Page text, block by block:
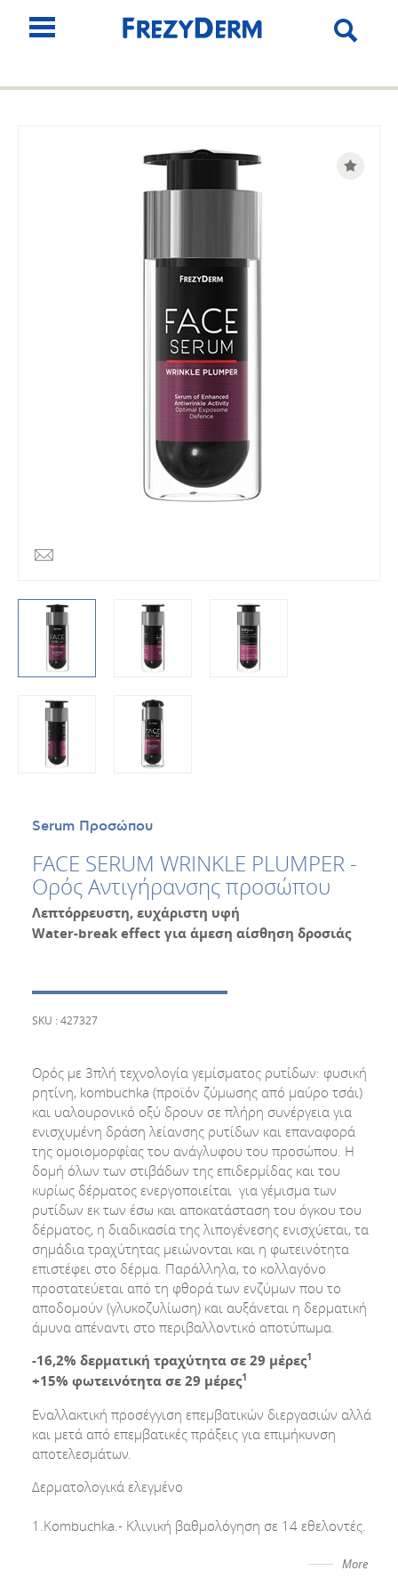
Serum Προσώπου
FACE SERUM WRINKLE PLUMPER -
Ορός Αντιγήρανσης προσώπου
Λεπτόρρευστη, ευχάριστη υφή
Water-break effect για άμεση αίσθηση δροσιάς
SKU : 427327
Ορός με 3πλή τεχνολογία γεμίσματος ρυτίδων: φυσική
ρητίνη, kombuchka (προϊόν ζύμωσης από μαύρο τσάι)
και υαλουρονικό οξύ δρουν σε πλήρη συνέργεια για
ενισχυμένη δράση λείανσης ρυτίδων και επαναφορά
της ομοιομορφίας του ανάγλυφου του προσώπου. Η
δομή όλων των στιβάδων της επιδερμίδας και του
κυρίως δέρματος ενεργοποιείται για γέμισμα των
ρυτίδων εκ των έσω και αποκατάσταση του όγκου του
δέρματος, η διαδικασία της λιπογένεσης ενισχύεται, τα
σημάδια τραχύτητας μειώνονται και η φωτεινότητα
επιστέφει στο δέρμα. Παράλληλα, το κολλαγόνο
προστατεύεται από τη φθορά των ενζύμων που το
αποδομούν (γλυκοζυλίωση) και αυξάνεται η δερματική
άμυνα απέναντι στο περιβαλλοντικό αποτύπωμα.
-16,2% δερματική τραχύτητα σε 29 μέρες1
+15% φωτεινότητα σε 29 μέρες1
Εναλλακτική προσέγγιση επεμβατικών διεργασιών αλλά
και μετά από επεμβατικές πράξεις για επιμήκυνση
αποτελεσμάτων.
Δερματολογικά ελεγμένο
1.Kombuchka.- Κλινική βαθμολόγηση σε 14 εθελοντές.
More